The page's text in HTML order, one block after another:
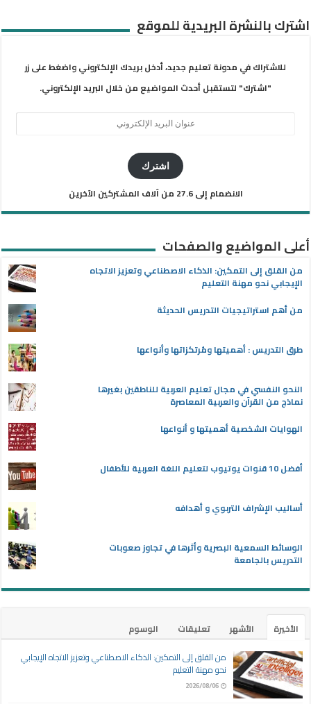
اشترك بالنشرة البريدية للموقع
للاشتراك في مدونة تعليم جديد، أدخل بريدك الإلكتروني واضغط على زر
"اشترك" لتستقبل أحدث المواضيع من خلال البريد الإلكتروني.
اشترك
الانضمام إلى 27.6 من آلاف المشتركين الآخرين
أعلى المواضيع والصفحات
من القلق إلى التمكين: الذكاء الاصطناعي وتعزيز الاتجاه
الإيجابي نحو مهنة التعليم
من أهم استراتيجيات التدريس الحديثة
طرق التدريس : أهميتها ومُرتكزاتها وأنواعها
النحو النفسي في مجال تعليم العربية للناطقين بغيرها
نماذج من القرآن والعربية المعاصرة
الهوايات الشخصية أهميتها و أنواعها
أفضل 10 قنوات يوتيوب لتعليم اللغة العربية للأطفال
أساليب الإشراف التربوي و أهدافه
الوسائط السمعية البصرية وأثرها في تجاوز صعوبات
التدريس بالجامعة
الأخيرة الأشهر تعليقات
الوسوم
من القلق إلى التمكين: الذكاء الاصطناعي وتعزيز الاتجاه الإيجابي
نحو مهنة التعليم
2026/08/06